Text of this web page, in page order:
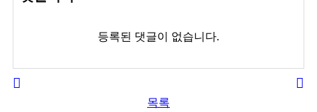
등록된 댓글이 없습니다.
목록